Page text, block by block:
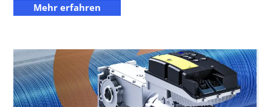
Mehr erfahren